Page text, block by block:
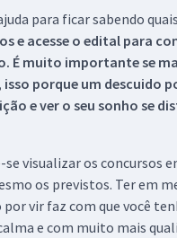
para ficar sabendo
e acesse o edital para
É muito importante se
porque um descuido
e ver o seu sonho se
visualizar os concursos
os previstos. Ter em
vir faz com que você
e com muito mais